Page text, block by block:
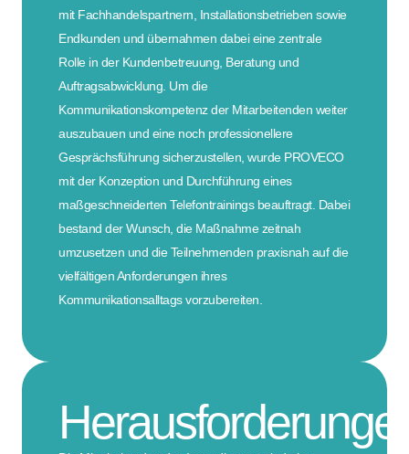
mit Fachhandelspartnern, Installationsbetrieben sowie
Endkunden und übernahmen dabei eine zentrale
Rolle in der Kundenbetreuung, Beratung und
Auftragsabwicklung. Um die
Kommunikationskompetenz der Mitarbeitenden weiter
auszubauen und eine noch professionellere
Gesprächsführung sicherzustellen, wurde PROVECO
mit der Konzeption und Durchführung eines
maßgeschneiderten Telefontrainings beauftragt. Dabei
bestand der Wunsch, die Maßnahme zeitnah
umzusetzen und die Teilnehmenden praxisnah auf die
vielfältigen Anforderungen ihres
Kommunikationsalltags vorzubereiten.